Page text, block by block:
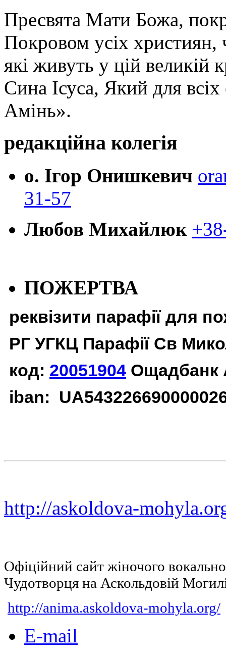
Пресвята Мати Божа,
Покровом усіх християн,
які живуть у цій великій
Сина Ісуса, Який для
Амінь».
редакційна колегія
о. Ігор Онишкевич
31-57
Любов Михайлюк
ПОЖЕРТВА
реквізити парафії для
РГ УГКЦ Парафії Св
код: 20051904 Ощадбанк
iban:
http://askoldova-
Офіційний сайт жіночого
Чудотворця на Аскольдовій
http://anima.askoldova-mohyla.org/
E-mail